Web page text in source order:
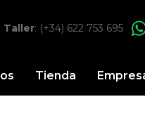
Taller: (+34) 622 753 695
Tienda